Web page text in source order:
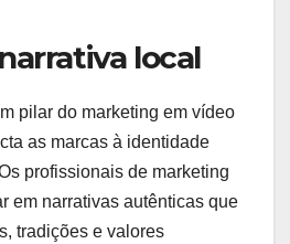
local
pilar do marketing em vídeo
as marcas à identidade
profissionais de marketing
em narrativas autênticas que
tradições e valores